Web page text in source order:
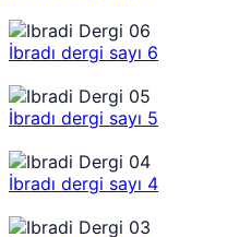
İbradı dergi sayı 6
İbradı dergi sayı 5
İbradı dergi sayı 4